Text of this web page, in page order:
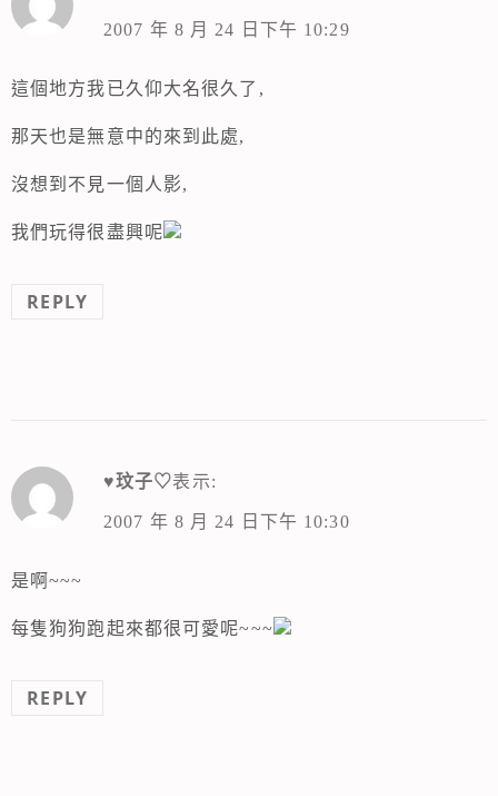
2007 年 8 月 24 日下午 10:29
這個地方我已久仰大名很久了,
那天也是無意中的來到此處,
沒想到不見一個人影,
我們玩得很盡興呢
REPLY
♥玟子♡表示:
2007 年 8 月 24 日下午 10:30
是啊~~~
每隻狗狗跑起來都很可愛呢~~~
REPLY